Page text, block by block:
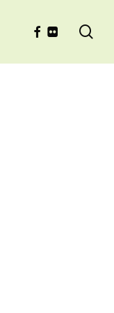
FACEBOOK
FLICKR